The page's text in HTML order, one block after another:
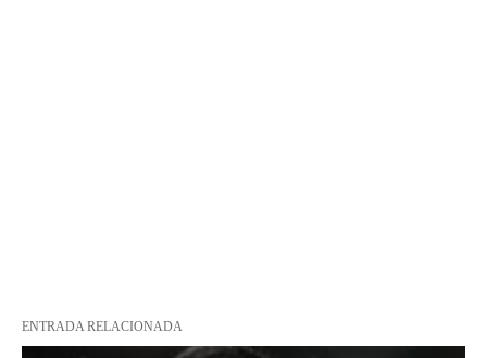
ENTRADA RELACIONADA